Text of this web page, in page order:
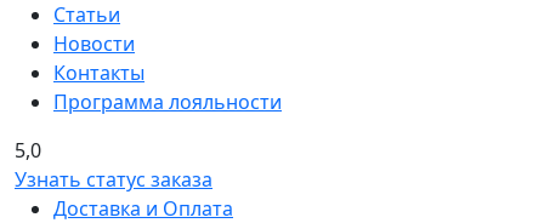
Статьи
Новости
Контакты
Программа лояльности
5,0
Узнать статус заказа
Доставка и Оплата